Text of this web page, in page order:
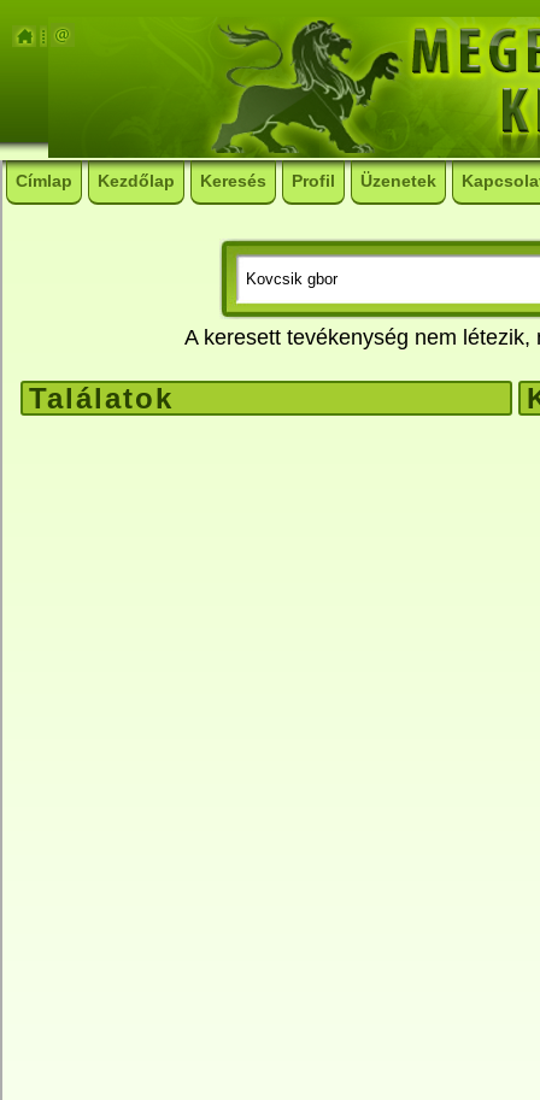
Címlap Kezdőlap Keresés Profil Üzenetek
A keresett tevékenység nem
Találatok